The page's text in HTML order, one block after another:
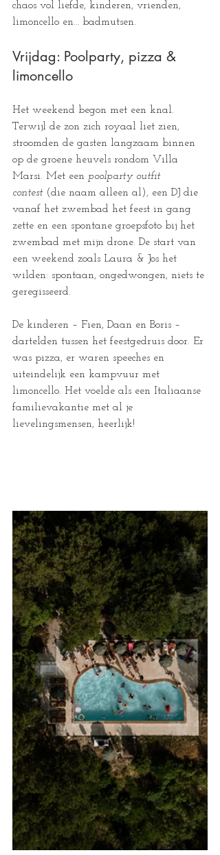
chaos vol liefde, kinderen, vrienden,
limoncello en… badmutsen.
Vrijdag: Poolparty, pizza &
limoncello
Het weekend begon met een knal.
Terwijl de zon zich royaal liet zien,
stroomden de gasten langzaam binnen
op de groene heuvels rondom Villa
Marsi. Met een poolparty outfit
contest (die naam alleen al), een DJ die
vanaf het zwembad het feest in gang
zette en een spontane groepsfoto bij het
zwembad met mijn drone. De start van
een weekend zoals Laura & Jos het
wilden: spontaan, ongedwongen, niets te
geregisseerd.
De kinderen – Fien, Daan en Boris –
dartelden tussen het feestgedruis door. Er
was pizza, er waren speeches en
uiteindelijk een kampvuur met
limoncello. Het voelde als een Italiaanse
familievakantie met al je
lievelingsmensen, heerlijk!